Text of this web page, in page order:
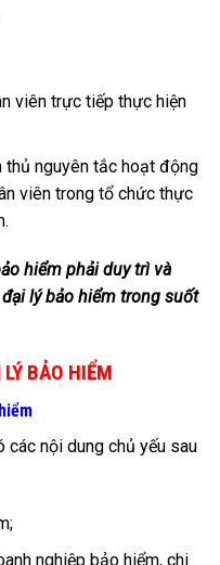
viên trực tiếp thực hiện
thủ nguyên tắc hoạt động
viên trong tổ chức thực
hiểm phải duy trì và
lý bảo hiểm trong suốt
BẢO HIỂM
nội dung chủ yếu sau
nghiệp bảo hiểm, chi